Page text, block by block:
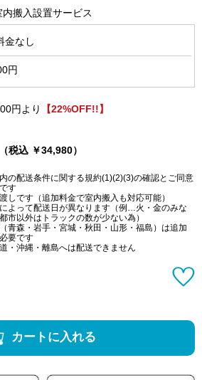
内搬入設置サービス
金なし
円
円より
【22%OFF!!】
税込 ￥34,980）
内の配送条件に関する規約(1)(2)(3)の確認とご同意
す
しです（追加料金で室内搬入も対応可能）
によって配送日が異なります（例…火・金のみな
市以外はトラックの数が少ない為）
（青森・岩手・宮城・秋田・山形・福島）は追加
要です
道・沖縄・離島へは配送できません
カートに入れる